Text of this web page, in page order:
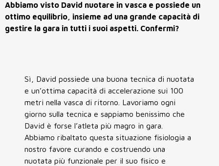
Abbiamo visto David nuotare in vasca e possiede un
ottimo equilibrio, insieme ad una grande capacità di
gestire la gara in tutti i suoi aspetti. Confermi?
Sì, David possiede una buona tecnica di nuotata
e un’ottima capacità di accelerazione sui 100
metri nella vasca di ritorno. Lavoriamo ogni
giorno sulla tecnica e sappiamo benissimo che
David è forse l’atleta più magro in gara.
Abbiamo ribaltato questa situazione fisiologia a
nostro favore curando e costruendo una
nuotata più funzionale per il suo fisico e